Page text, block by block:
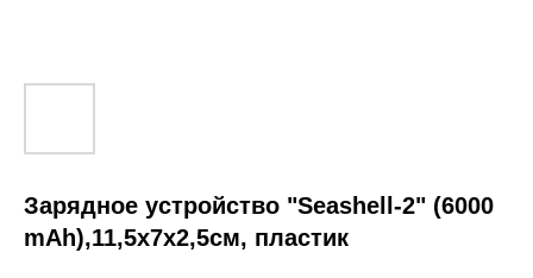
Зарядное устройство "Seashell-2" (6000
mAh),11,5х7х2,5см, пластик